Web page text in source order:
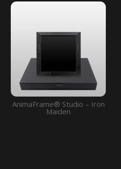
AnimaFrame® Studio – Iron
Maiden